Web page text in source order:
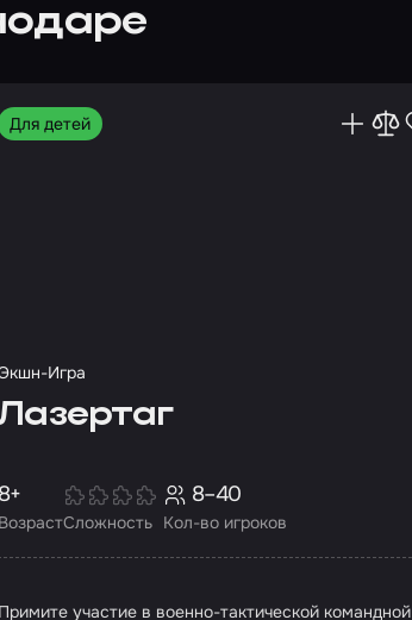
Для детей
Игра
Возраст
8+
Сложность Кол-во игроков
8–40
Примите участие в военно-тактической командной